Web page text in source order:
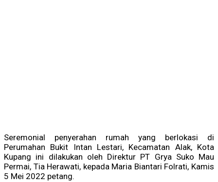
Seremonial penyerahan rumah yang berlokasi di
Perumahan Bukit Intan Lestari, Kecamatan Alak, Kota
Kupang ini dilakukan oleh Direktur PT Grya Suko Mau
Permai, Tia Herawati, kepada Maria Biantari Folrati, Kamis
5 Mei 2022 petang.